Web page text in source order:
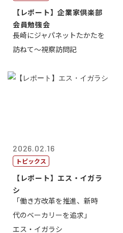
【レポート】企業家倶楽部
会員勉強会
長崎にジャパネットたかたを
訪ねて～視察訪問記
2026.02.16
トピックス
【レポート】エス・イガラ
シ
「働き方改革を推進、新時
代のベーカリーを追求」
エス・イガラシ